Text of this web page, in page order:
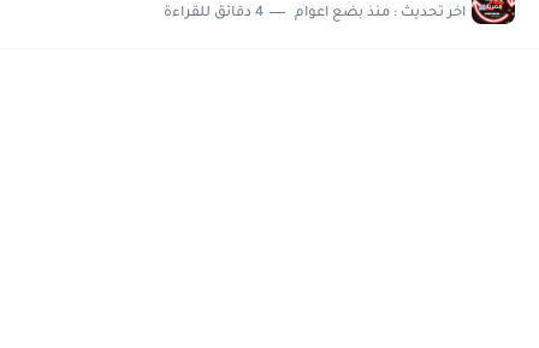
اخر تحديث : منذ بضع اعوام 4 دقائق للقراءة